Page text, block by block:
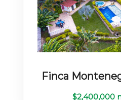
Finca
$2,400,000